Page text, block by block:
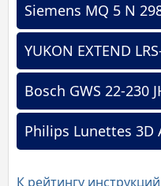
Siemens MQ 5 N
YUKON EXTEND
Bosch GWS 22-230
Philips Lunettes 3D
К рейтингу